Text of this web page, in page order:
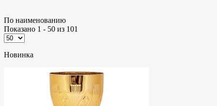
По наименованию
Показано 1 - 50 из 101
Новинка